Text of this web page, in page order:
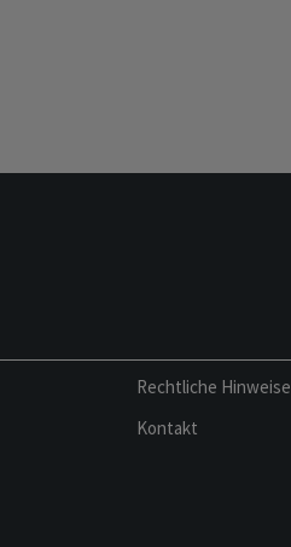
Rechtliche Hinweise
Kontakt